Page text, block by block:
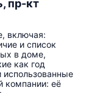
пр-кт
включая:
и список
в доме,
как год
использованные
компании: её